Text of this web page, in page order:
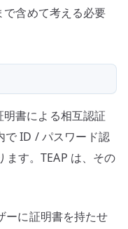
で含めて考える必要
明書による相互認証
で ID / パスワード認
す。TEAP は、その
ーに証明書を持たせ